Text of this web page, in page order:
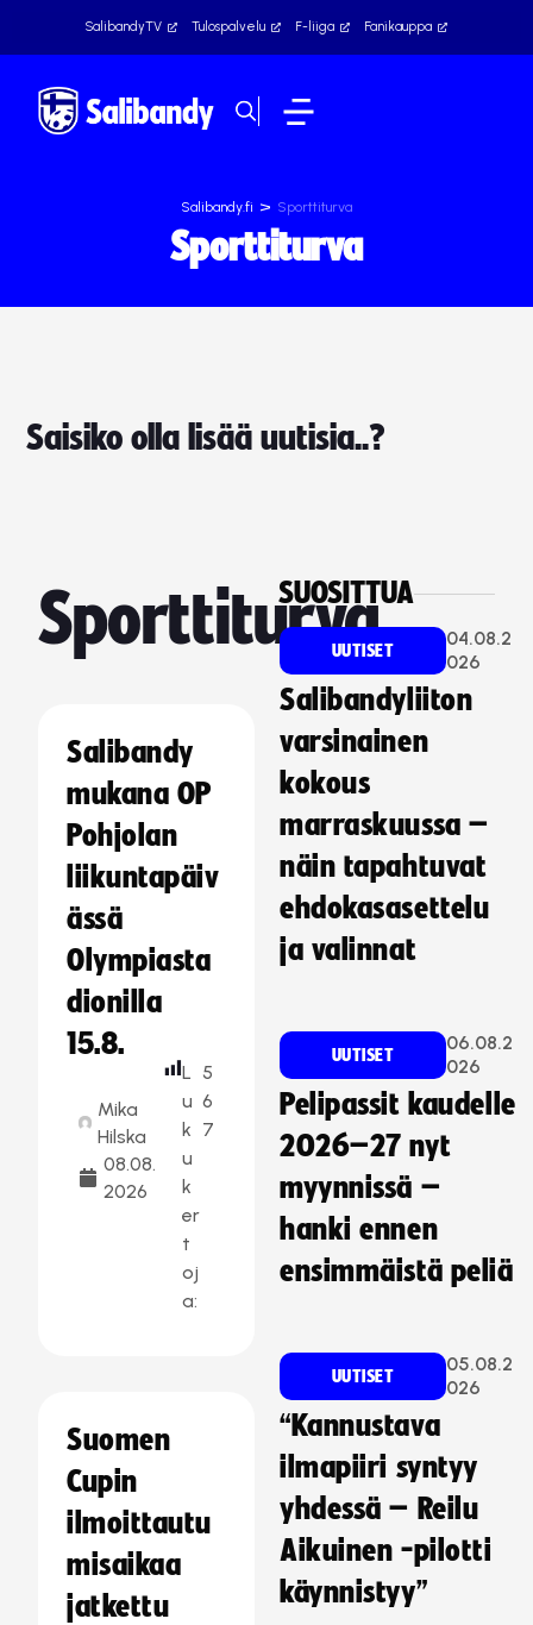
SalibandyTV Tulospalvelu F-liiga Fanikauppa
Salibandy.fi > Sporttiturva
Sporttiturva
Saisiko olla lisää uutisia..?
Sporttiturva
Salibandy
mukana OP
Pohjolan
liikuntapäiv
ässä
Olympiasta
dionilla
15.8.
Mika
Hilska
08.08.
2026
L
u
k
u
k
er
t
oj
a:
5
6
7
Suomen
Cupin
ilmoittautu
misaikaa
jatkettu
SUOSITTUA
UUTISET
04.08.2
026
Salibandyliiton
varsinainen
kokous
marraskuussa –
näin tapahtuvat
ehdokasasettelu
ja valinnat
UUTISET
06.08.2
026
Pelipassit kaudelle
2026–27 nyt
myynnissä –
hanki ennen
ensimmäistä peliä
UUTISET
05.08.2
026
“Kannustava
ilmapiiri syntyy
yhdessä – Reilu
Aikuinen -pilotti
käynnistyy”